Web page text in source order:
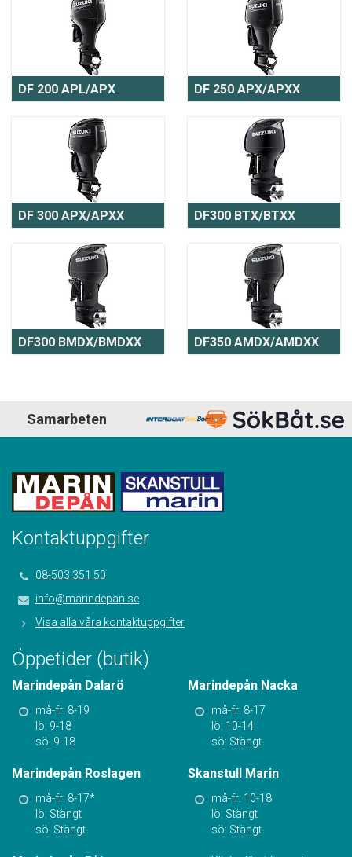
DF 200 APL/APX DF 250 APX/APXX
DF 300 APX/APXX DF300 BTX/BTXX
DF300 BMDX/BMDXX DF350 AMDX/AMDXX
Samarbeten
Kontaktuppgifter
08-503 351 50
info@marindepan.se
Visa alla våra kontaktuppgifter
Öppetider (butik)
Marindepån Dalarö
må-fr: 8-19
lö: 9-18
sö: 9-18
Marindepån Nacka
må-fr: 8-17
lö: 10-14
sö: Stängt
Marindepån Roslagen
må-fr: 8-17*
lö: Stängt
sö: Stängt
Skanstull Marin
må-fr: 10-18
lö: Stängt
sö: Stängt